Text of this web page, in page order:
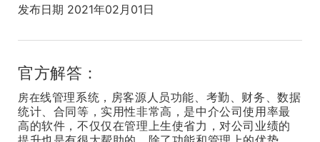
发布日期 2021年02月01日
官方解答：
房在线管理系统，房客源人员功能、考勤、财务、数据
统计、合同等，实用性非常高，是中介公司使用率最
高的软件，不仅仅在管理上生使省力，对公司业绩的